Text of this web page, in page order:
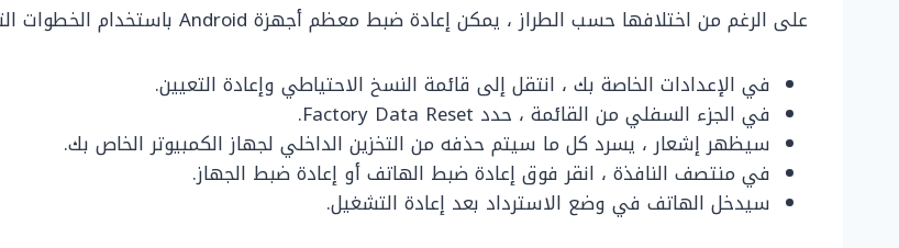
على الرغم من اختلافها حسب الطراز ، يمكن إعادة ضبط معظم أجهزة Android باستخدام الخطوات التالية:
في الإعدادات الخاصة بك ، انتقل إلى قائمة النسخ الاحتياطي وإعادة التعيين.
في الجزء السفلي من القائمة ، حدد Factory Data Reset.
سيظهر إشعار ، يسرد كل ما سيتم حذفه من التخزين الداخلي لجهاز الكمبيوتر الخاص بك.
في منتصف النافذة ، انقر فوق إعادة ضبط الهاتف أو إعادة ضبط الجهاز.
سيدخل الهاتف في وضع الاسترداد بعد إعادة التشغيل.